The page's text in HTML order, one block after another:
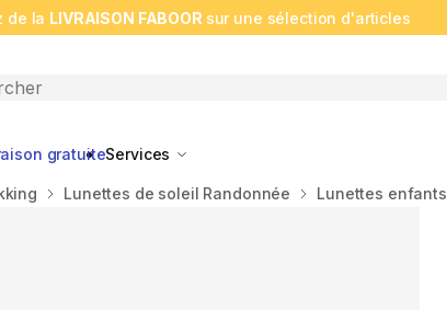
de la LIVRAISON FABOOR sur une sélection d'articles
gratuiteServices
Lunettes de soleil Randonnée Lunettes enfants